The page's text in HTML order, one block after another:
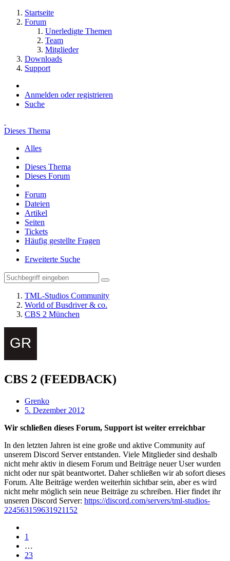
Startseite
Forum
Unerledigte Themen
Team
Mitglieder
Downloads
Support
Anmelden oder registrieren
Suche
Dieses Thema
Alles
Dieses Thema
Dieses Forum
Forum
Dateien
Artikel
Seiten
Tickets
Häufig gestellte Fragen
Erweiterte Suche
TML-Studios Community
World of Busdriver & co.
CBS 2 München
CBS 2 (FEEDBACK)
Grenko
5. Dezember 2012
Wir schließen dieses Forum, Support ist weiter erreichbar
In den letzten Jahren ist eine große und aktive Community auf
unserem Discord Server entstanden. Viele Mitglieder sind deshalb
nicht mehr aktiv in diesem Forum und Beiträge neuer User wurden
nicht oder nur spät beantwortet. Daher schließen wir ab sofort dieses
Forum. Alte Beiträge werden weiterhin sichtbar sein, aber es wird
nicht mehr möglich sein neue Beiträge zu schreiben. Hier findet ihr
unseren Discord Server: https://discord.com/servers/tml-studios-
224563159631921152
1
…
23